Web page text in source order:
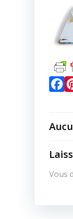
Vous